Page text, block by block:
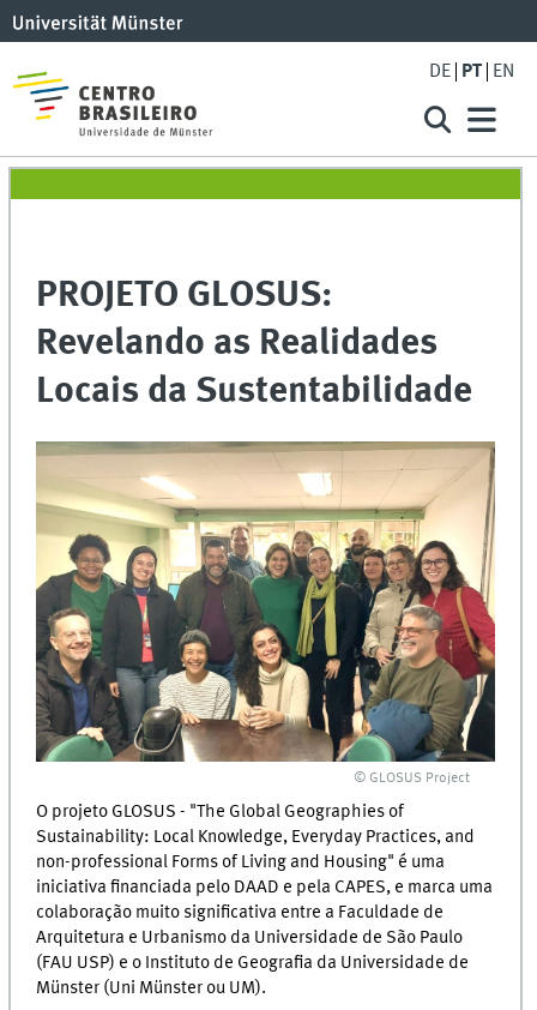
DE PT EN
PROJETO GLOSUS:
Revelando as Realidades
Locais da Sustentabilidade
© GLOSUS Project
O projeto GLOSUS - "The Global Geographies of
Sustainability: Local Knowledge, Everyday Practices, and
non-professional Forms of Living and Housing" é uma
iniciativa financiada pelo DAAD e pela CAPES, e marca uma
colaboração muito significativa entre a Faculdade de
Arquitetura e Urbanismo da Universidade de São Paulo
(FAU USP) e o Instituto de Geografia da Universidade de
Münster (Uni Münster ou UM).